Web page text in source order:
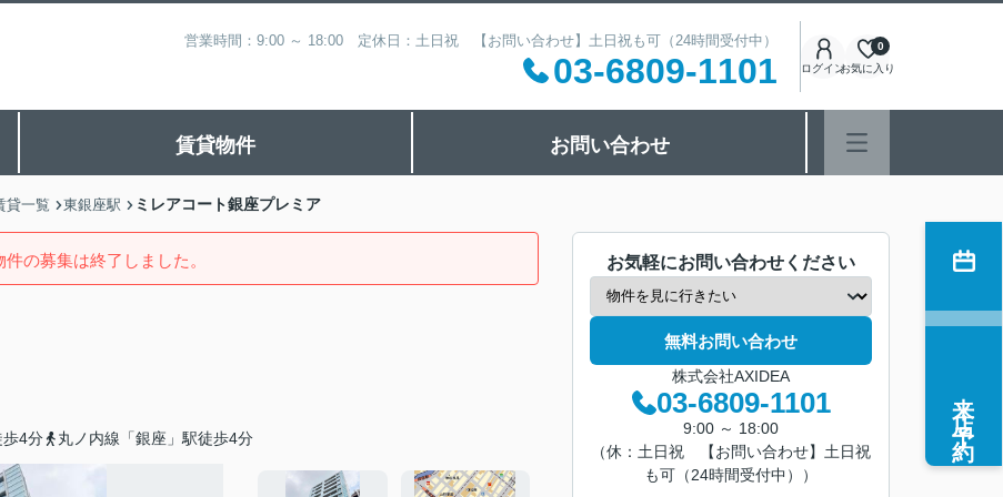
営業時間：9:00 ～ 18:00 定休日：土日祝 【お問い合わせ】土日祝も可（24時間受付中）
03-6809-1101 ログインお気に入り
0
賃貸物件 お問い合わせ
貸一覧 東銀座駅 ミレアコート銀座プレミア
件の募集は終了しました。
歩4分 丸ノ内線「銀座」駅徒歩4分
お気軽にお問い合わせください
無料お問い合わせ
株式会社AXIDEA
03-6809-1101
9:00 ～ 18:00
（休：土日祝 【お問い合わせ】土日祝
も可（24時間受付中））
来店予約